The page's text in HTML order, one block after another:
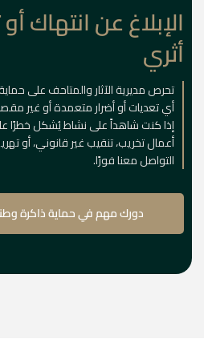
الإبلاغ عن انتهاك
أثري
تحرص مديرية الآثار والمتاحف على
أي تعديات أو أضرار متعمدة أو غير
إذا كنت شاهداً على نشاط يُشكل خطرًا
أعمال تخريب، تنقيب غير قانوني، أو
التواصل معنا فورًا.
دورك مهم في حماية ذاكرة